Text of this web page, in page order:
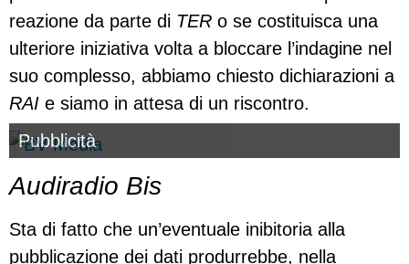
reazione da parte di TER o se costituisca una
ulteriore iniziativa volta a bloccare l’indagine nel
suo complesso, abbiamo chiesto dichiarazioni a
RAI e siamo in attesa di un riscontro.
Pubblicità
Audiradio Bis
Sta di fatto che un’eventuale inibitoria alla
pubblicazione dei dati produrrebbe, nella